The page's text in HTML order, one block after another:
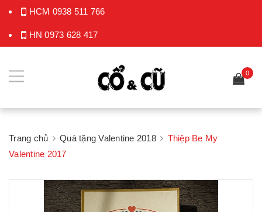
HCM 0938 511 766
HN0973 628 417
0
Trang chủ Quà tặng Valentine 2018
Thiệp Be My
Valentine 2017